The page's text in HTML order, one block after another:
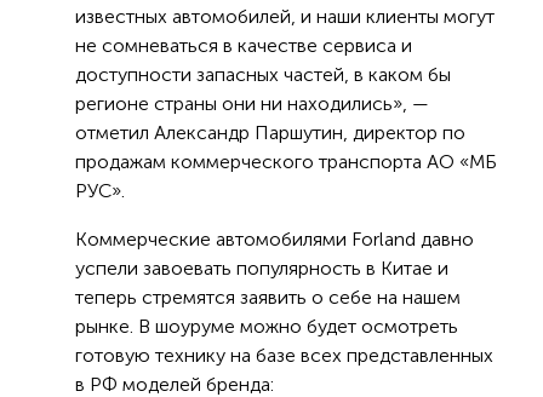
известных автомобилей, и наши клиенты могут
не сомневаться в качестве сервиса и
доступности запасных частей, в каком бы
регионе страны они ни находились», —
отметил Александр Паршутин, директор по
продажам коммерческого транспорта АО «МБ
РУС».
Коммерческие автомобилями Forland давно
успели завоевать популярность в Китае и
теперь стремятся заявить о себе на нашем
рынке. В шоуруме можно будет осмотреть
готовую технику на базе всех представленных
в РФ моделей бренда: